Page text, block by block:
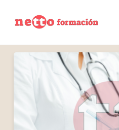
contenido